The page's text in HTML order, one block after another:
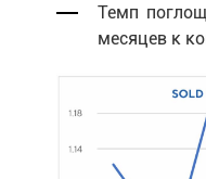
Темп
месяцев к